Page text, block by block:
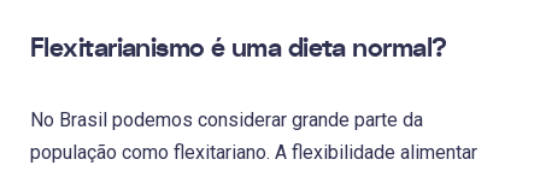
Flexitarianismo é uma dieta normal?
No Brasil podemos considerar grande parte da
população como flexitariano. A flexibilidade alimentar